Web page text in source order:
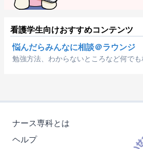
看護学生向けおすすめコンテンツ
悩んだらみんなに相談＠ラウンジ
勉強方法、わからないところなど何でも
ナース専科とは
ヘルプ